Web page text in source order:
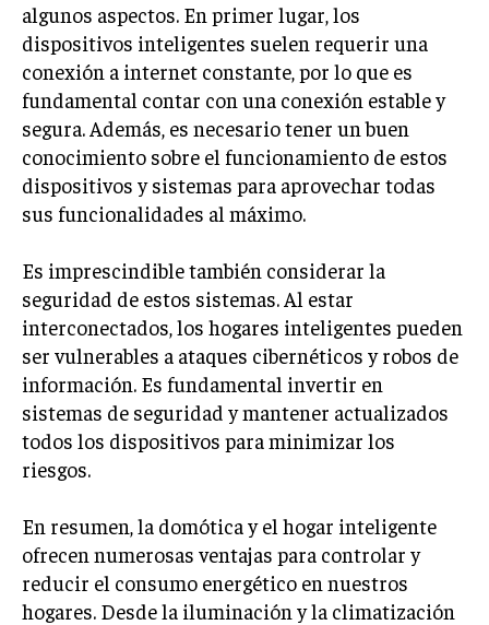
algunos aspectos. En primer lugar, los
dispositivos inteligentes suelen requerir una
conexión a internet constante, por lo que es
fundamental contar con una conexión estable y
segura. Además, es necesario tener un buen
conocimiento sobre el funcionamiento de estos
dispositivos y sistemas para aprovechar todas
sus funcionalidades al máximo.
Es imprescindible también considerar la
seguridad de estos sistemas. Al estar
interconectados, los hogares inteligentes pueden
ser vulnerables a ataques cibernéticos y robos de
información. Es fundamental invertir en
sistemas de seguridad y mantener actualizados
todos los dispositivos para minimizar los
riesgos.
En resumen, la domótica y el hogar inteligente
ofrecen numerosas ventajas para controlar y
reducir el consumo energético en nuestros
hogares. Desde la iluminación y la climatización